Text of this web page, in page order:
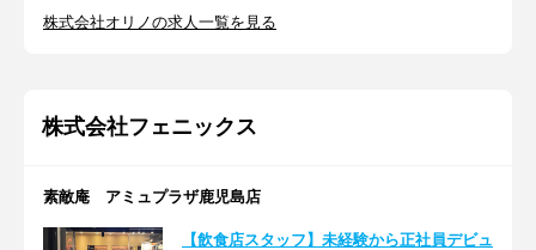
株式会社オリノの求人一覧を見る
株式会社フェニックス
素敵庵 アミュプラザ鹿児島店
【飲食店スタッフ】未経験から正社員デビュ